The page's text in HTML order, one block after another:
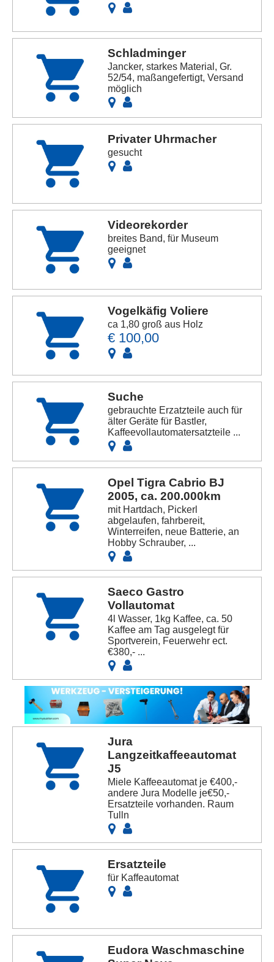
Schladminger
Jancker, starkes Material, Gr.
52/54, maßangefertigt, Versand
möglich
Privater Uhrmacher
gesucht
Videorekorder
breites Band, für Museum
geeignet
Vogelkäfig Voliere
ca 1,80 groß aus Holz
€ 100,00
Suche
gebrauchte Erzatzteile auch für
älter Geräte für Bastler,
Kaffeevollautomatersatzteile ...
Opel Tigra Cabrio BJ
2005, ca. 200.000km
mit Hartdach, Pickerl
abgelaufen, fahrbereit,
Winterreifen, neue Batterie, an
Hobby Schrauber, ...
Saeco Gastro
Vollautomat
4l Wasser, 1kg Kaffee, ca. 50
Kaffee am Tag ausgelegt für
Sportverein, Feuerwehr ect.
€380,- ...
Jura
Langzeitkaffeeautomat
J5
Miele Kaffeeautomat je €400,-
andere Jura Modelle je€50,-
Ersatzteile vorhanden. Raum
Tulln
Ersatzteile
für Kaffeautomat
Eudora Waschmaschine